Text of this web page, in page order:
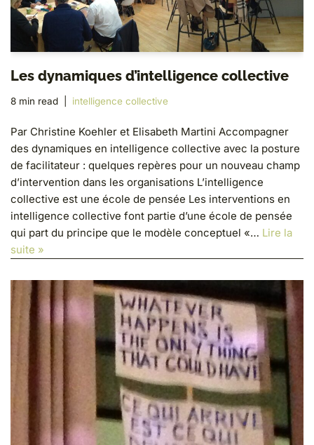
Les dynamiques d’intelligence collective
8 min read intelligence collective
Par Christine Koehler et Elisabeth Martini Accompagner
des dynamiques en intelligence collective avec la posture
de facilitateur : quelques repères pour un nouveau champ
d’intervention dans les organisations L’intelligence
collective est une école de pensée Les interventions en
intelligence collective font partie d’une école de pensée
qui part du principe que le modèle conceptuel «… Lire la
suite »